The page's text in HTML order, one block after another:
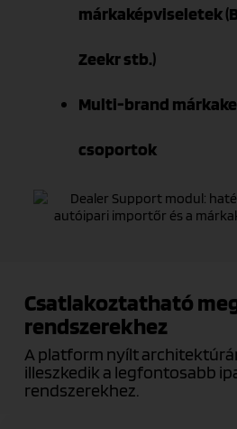
márkaképviseletek
Zeekr stb.)
Multi-brand
csoportok
Csatlakoztatható
rendszerekhez
A platform nyílt
illeszkedik a legfontosabb
rendszerekhez.